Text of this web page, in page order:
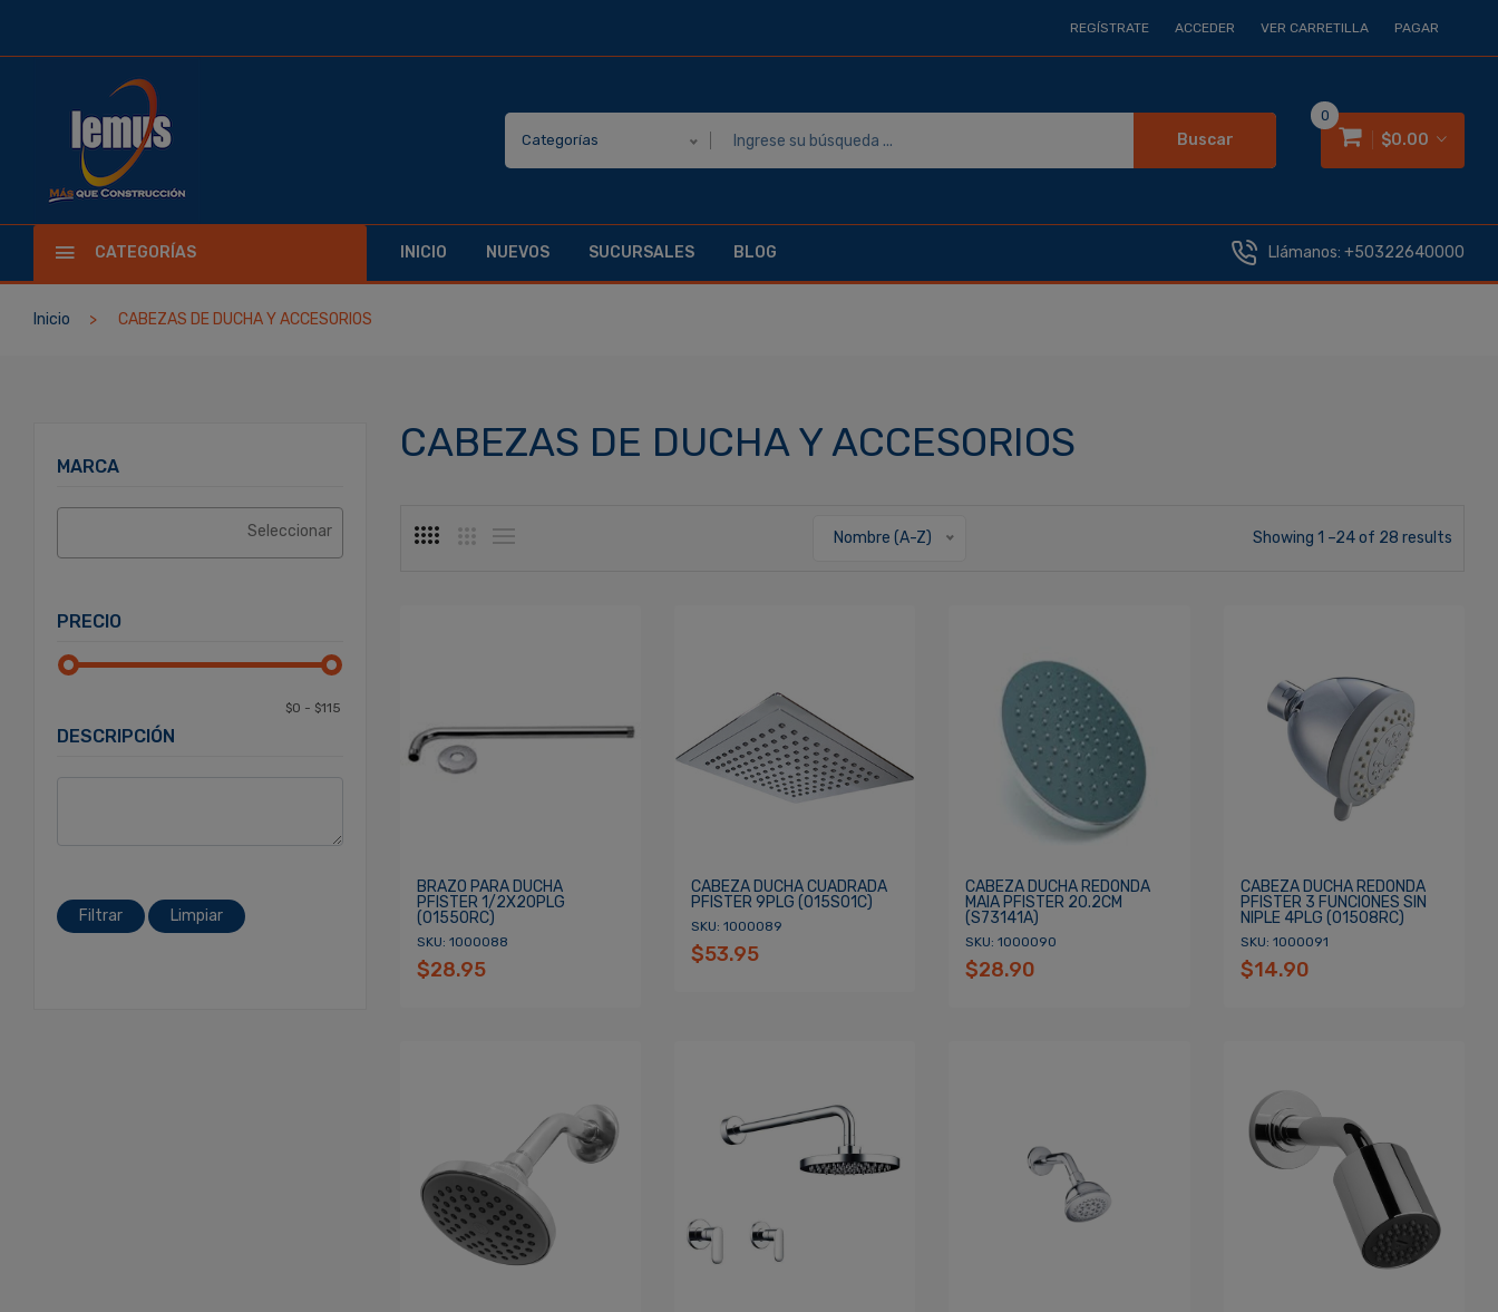
REGÍSTRATE ACCEDER VER CARRETILLA PAGAR
Categorías Buscar $0.00
0
CATEGORÍAS INICIO NUEVOS SUCURSALES BLOG Llámanos: +50322640000
Inicio CABEZAS DE DUCHA Y ACCESORIOS
MARCA
PRECIO
DESCRIPCIÓN
Filtrar Limpiar
CABEZAS DE DUCHA Y ACCESORIOS
Nombre (A-Z) Showing 1 –24 of 28 results
BRAZO PARA DUCHA
PFISTER 1/2X20PLG
(01550RC)
SKU: 1000088
$28.95
CABEZA DUCHA CUADRADA
PFISTER 9PLG (015S01C)
SKU: 1000089
$53.95
CABEZA DUCHA REDONDA
MAIA PFISTER 20.2CM
(S73141A)
SKU: 1000090
$28.90
CABEZA DUCHA REDONDA
PFISTER 3 FUNCIONES SIN
NIPLE 4PLG (01508RC)
SKU: 1000091
$14.90